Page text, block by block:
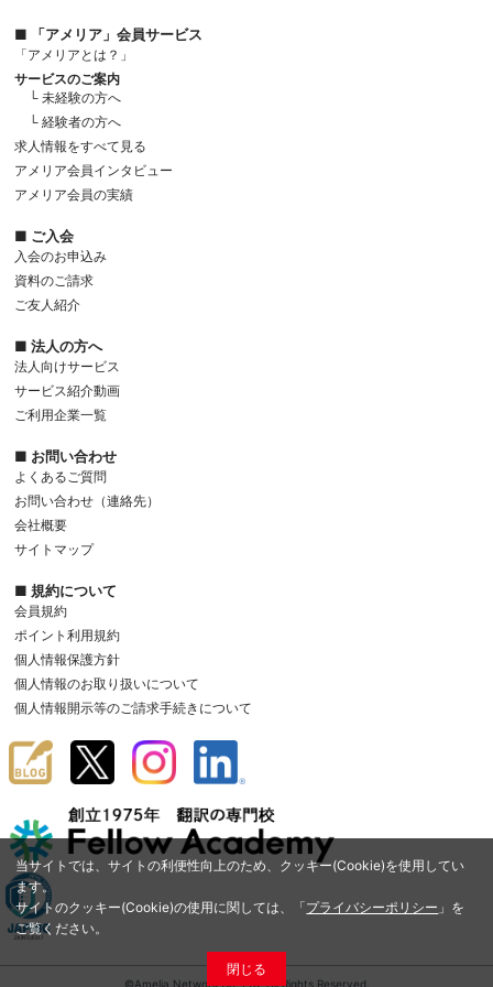
当サイトでは、サイトの利便性向上のため、クッキー(Cookie)を使用してい
ます。
サイトのクッキー(Cookie)の使用に関しては、「プライバシーポリシー 」を
ご覧ください。
閉じる
■ 「アメリア」会員サービス
「アメリアとは？」
サービスのご案内
└ 未経験の方へ
└ 経験者の方へ
求人情報をすべて見る
アメリア会員インタビュー
アメリア会員の実績
■ ご入会
入会のお申込み
資料のご請求
ご友人紹介
■ 法人の方へ
法人向けサービス
サービス紹介動画
ご利用企業一覧
■ お問い合わせ
よくあるご質問
お問い合わせ（連絡先）
会社概要
サイトマップ
■ 規約について
会員規約
ポイント利用規約
個人情報保護方針
個人情報のお取り扱いについて
個人情報開示等のご請求手続きについて
©Amelia Network Co.,Ltd. All Rights Reserved.